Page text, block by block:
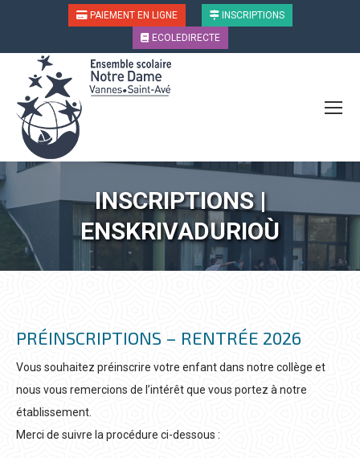
PAIEMENT EN LIGNE
INSCRIPTIONS
ECOLEDIRECTE
INSCRIPTIONS |
ENSKRIVADURIOÙ
Vous êtes ici :
PRÉINSCRIPTIONS – RENTRÉE 2026
Vous souhaitez préinscrire votre enfant dans notre collège et
nous vous remercions de l’intérêt que vous portez à notre
établissement.
Merci de suivre la procédure ci-dessous :